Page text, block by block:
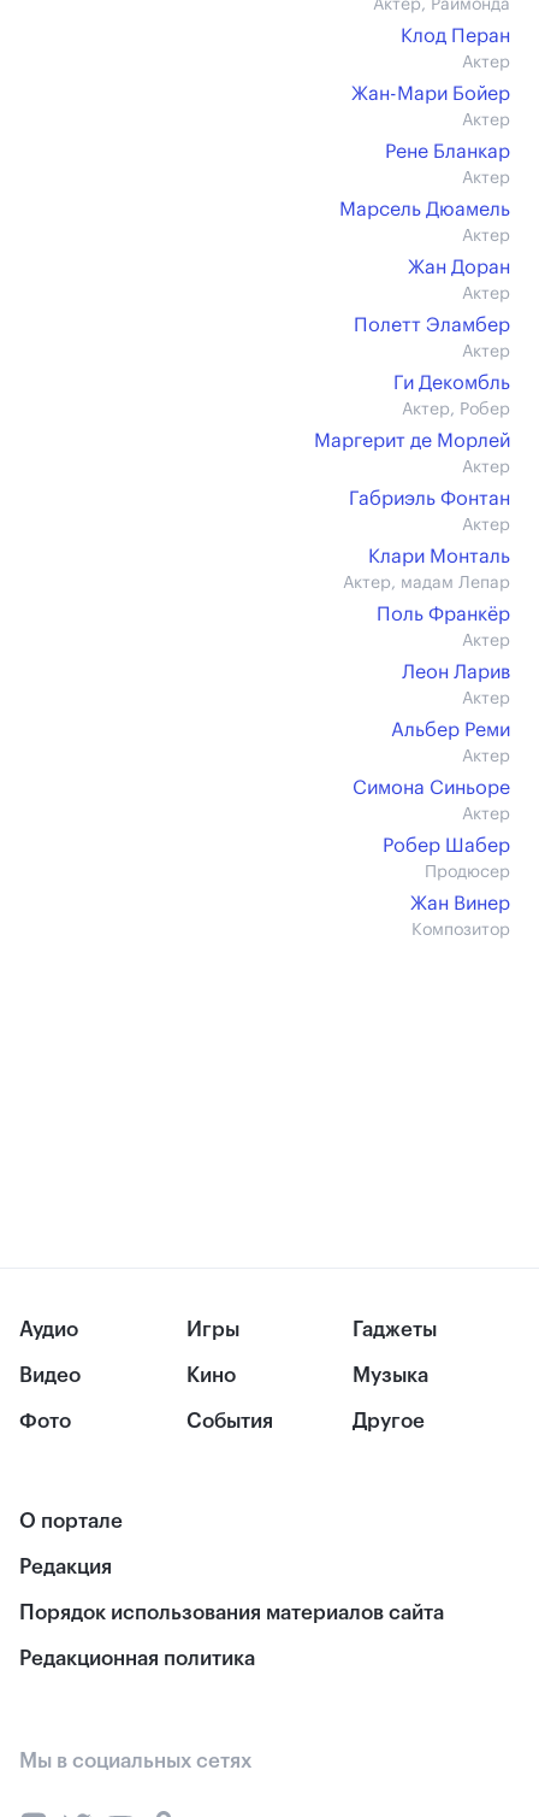
Актер, Раймонда
Клод Перан
Актер
Жан-Мари Бойер
Актер
Рене Бланкар
Актер
Марсель Дюамель
Актер
Жан Доран
Актер
Полетт Эламбер
Актер
Ги Декомбль
Актер, Робер
Маргерит де Морлей
Актер
Габриэль Фонтан
Актер
Клари Монталь
Актер, мадам Лепар
Поль Франкёр
Актер
Леон Ларив
Актер
Альбер Реми
Актер
Симона Синьоре
Актер
Робер Шабер
Продюсер
Жан Винер
Композитор
Аудио
Видео
Фото
Игры
Кино
События
Гаджеты
Музыка
Другое
О портале
Редакция
Порядок использования материалов сайта
Редакционная политика
Мы в социальных сетях